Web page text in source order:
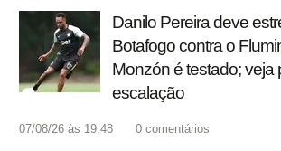
Danilo Pereira deve
Botafogo contra o
Monzón é testado; veja
escalação
07/08/26 às 19:48 0 comentários